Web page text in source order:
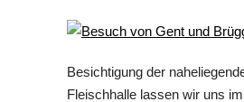
Besichtigung der
Fleischhalle lassen wir uns im